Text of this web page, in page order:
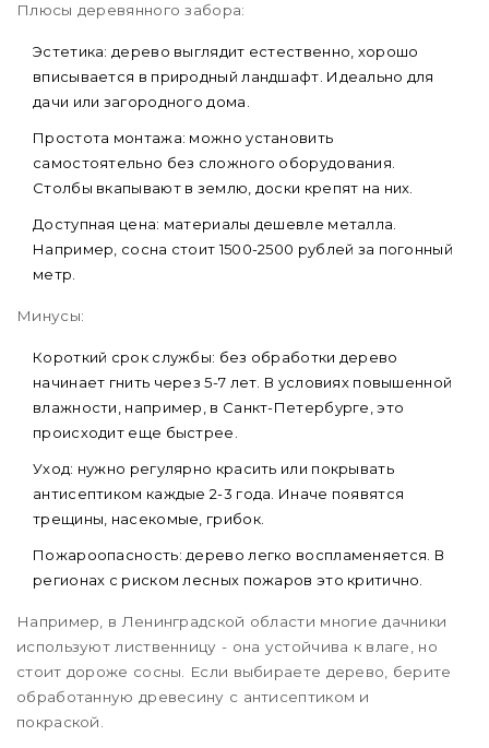
Плюсы деревянного забора:
Эстетика: дерево выглядит естественно, хорошо
вписывается в природный ландшафт. Идеально для
дачи или загородного дома.
Простота монтажа: можно установить
самостоятельно без сложного оборудования.
Столбы вкапывают в землю, доски крепят на них.
Доступная цена: материалы дешевле металла.
Например, сосна стоит 1500-2500 рублей за погонный
метр.
Минусы:
Короткий срок службы: без обработки дерево
начинает гнить через 5-7 лет. В условиях повышенной
влажности, например, в Санкт-Петербурге, это
происходит еще быстрее.
Уход: нужно регулярно красить или покрывать
антисептиком каждые 2-3 года. Иначе появятся
трещины, насекомые, грибок.
Пожароопасность: дерево легко воспламеняется. В
регионах с риском лесных пожаров это критично.
Например, в Ленинградской области многие дачники
используют лиственницу - она устойчива к влаге, но
стоит дороже сосны. Если выбираете дерево, берите
обработанную древесину с антисептиком и
покраской.